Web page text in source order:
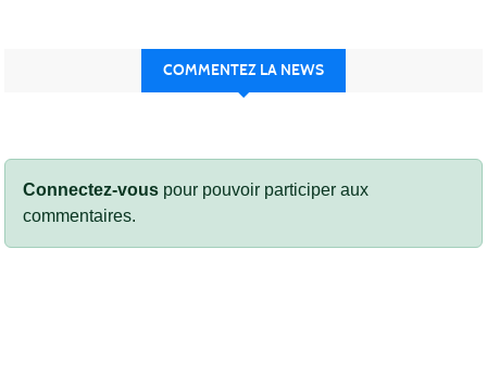
COMMENTEZ LA NEWS
Connectez-vous pour pouvoir participer aux
commentaires.